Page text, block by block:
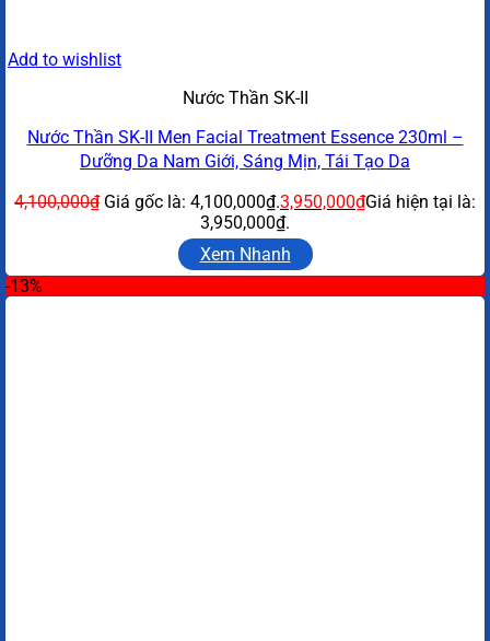
Add to wishlist
Nước Thần SK-II
Nước Thần SK-II Men Facial Treatment Essence 230ml –
Dưỡng Da Nam Giới, Sáng Mịn, Tái Tạo Da
4,100,000₫ Giá gốc là: 4,100,000₫.3,950,000₫Giá hiện tại là:
3,950,000₫.
Xem Nhanh
-13%